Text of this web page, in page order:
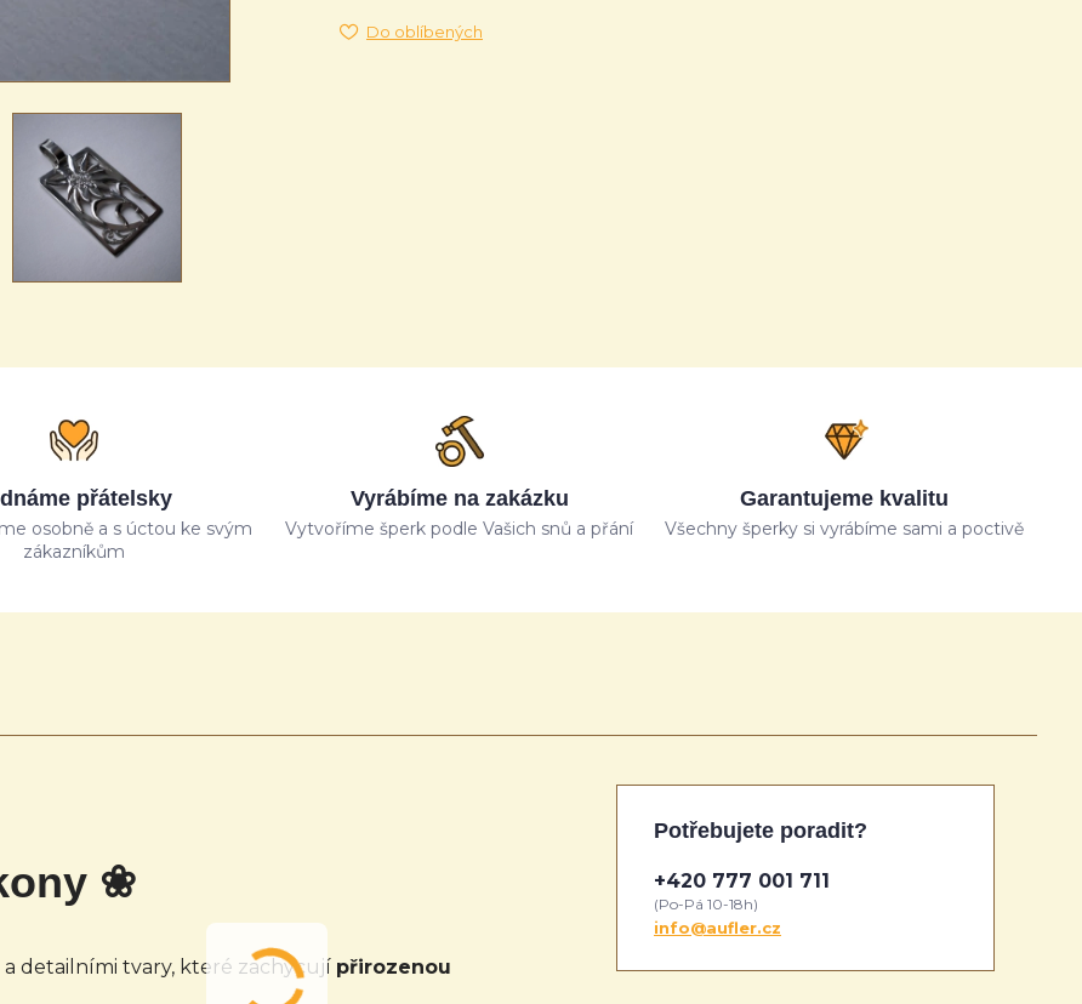
Do oblíbených
přátelsky
osobně a s úctou ke svým
zákazníkům
Vyrábíme na zakázku
Vytvoříme šperk podle Vašich snů a přání
Garantujeme kvalitu
Všechny šperky si vyrábíme sami a poctivě
❀
detailními tvary, které zachycují přirozenou
Potřebujete poradit?
+420 777 001 711
(Po-Pá 10-18h)
info@aufler.cz